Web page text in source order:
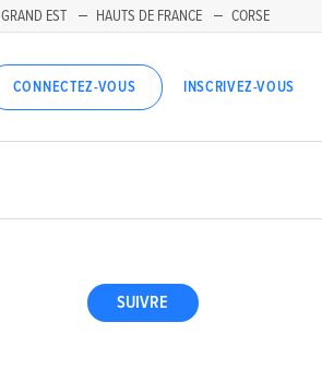
GRAND EST HAUTS DE FRANCE CORSE
CONNECTEZ-VOUS INSCRIVEZ-VOUS
SUIVRE